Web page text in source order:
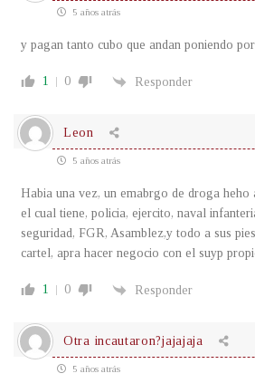
5 años atrás
y pagan tanto cubo que andan poniendo
1 0 Responder
Leon
5 años atrás
Habia una vez, un emabrgo de droga heho
el cual tiene, policia, ejercito, naval
seguridad, FGR, Asamblez,y todo a sus
cartel, apra hacer negocio con el suyp
1 0 Responder
Otra incautaron?jajajaja
5 años atrás